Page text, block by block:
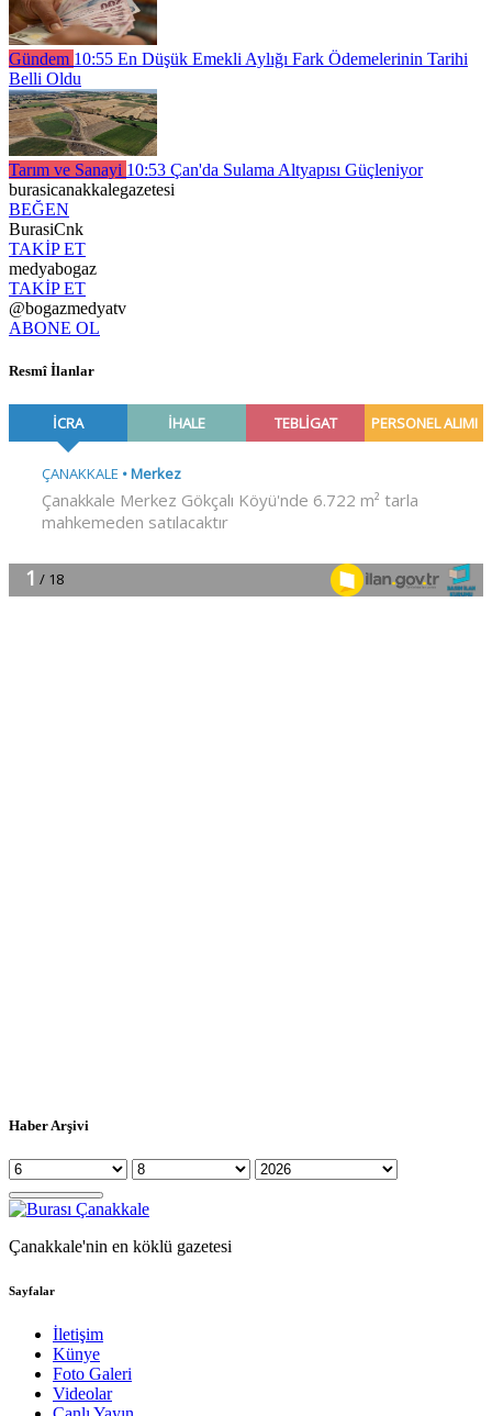
Gündem 10:55 En Düşük Emekli Aylığı Fark Ödemelerinin Tarihi
Belli Oldu
Tarım ve Sanayi 10:53 Çan'da Sulama Altyapısı Güçleniyor
burasicanakkalegazetesi
BEĞEN
BurasiCnk
TAKİP ET
medyabogaz
TAKİP ET
@bogazmedyatv
ABONE OL
Resmî İlanlar
Haber Arşivi
Çanakkale'nin en köklü gazetesi
Sayfalar
İletişim
Künye
Foto Galeri
Videolar